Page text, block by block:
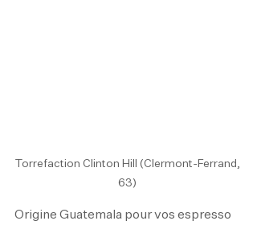
Torrefaction Clinton Hill (Clermont-Ferrand,
63)
Origine Guatemala pour vos espresso